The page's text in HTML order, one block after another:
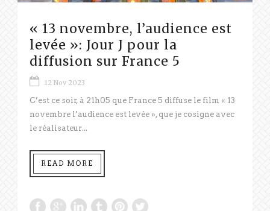
« 13 novembre, l’audience est
levée »: Jour J pour la
diffusion sur France 5
12 Nov 2023
C’est ce soir, à 21h05 que France 5 diffuse le film « 13
novembre l’audience est levée », que je cosigne avec
le réalisateur...
READ MORE